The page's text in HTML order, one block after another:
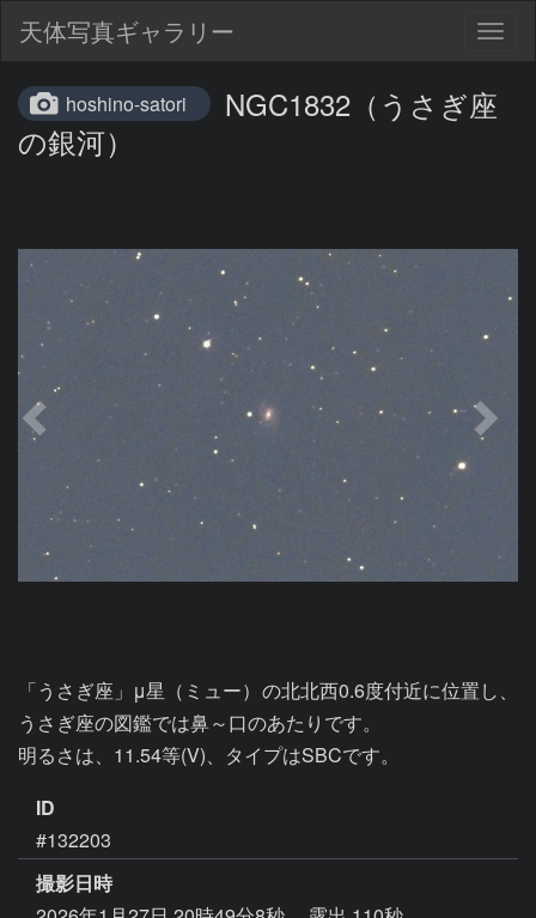
天体写真ギャラリー
hoshino-satori
NGC1832（うさぎ座
の銀河）
「うさぎ座」μ星（ミュー）の北北西0.6度付近に位置し、
うさぎ座の図鑑では鼻～口のあたりです。
ID
#132203
撮影日時